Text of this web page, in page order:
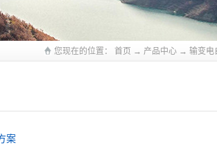
您现在的位置： 首页 → 产品中心 → 输变电
案